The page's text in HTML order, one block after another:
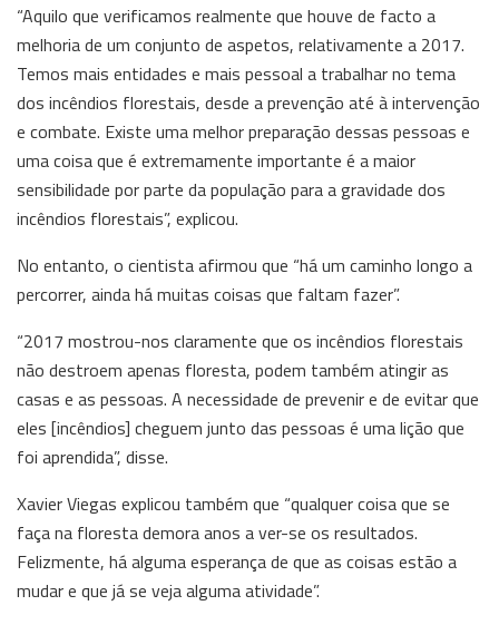
“Aquilo que verificamos realmente que houve de facto a
melhoria de um conjunto de aspetos, relativamente a 2017.
Temos mais entidades e mais pessoal a trabalhar no tema
dos incêndios florestais, desde a prevenção até à intervenção
e combate. Existe uma melhor preparação dessas pessoas e
uma coisa que é extremamente importante é a maior
sensibilidade por parte da população para a gravidade dos
incêndios florestais”, explicou.
No entanto, o cientista afirmou que “há um caminho longo a
percorrer, ainda há muitas coisas que faltam fazer”.
“2017 mostrou-nos claramente que os incêndios florestais
não destroem apenas floresta, podem também atingir as
casas e as pessoas. A necessidade de prevenir e de evitar que
eles [incêndios] cheguem junto das pessoas é uma lição que
foi aprendida”, disse.
Xavier Viegas explicou também que “qualquer coisa que se
faça na floresta demora anos a ver-se os resultados.
Felizmente, há alguma esperança de que as coisas estão a
mudar e que já se veja alguma atividade”.